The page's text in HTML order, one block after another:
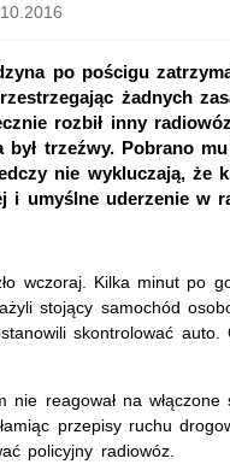
po pościgu
żadnych
rozbił inny
był trzeźwy. Pobrano
nie wykluczają, że
i umyślne uderzenie w
wczoraj. Kilka minut po
stojący samochód
skontrolować
nie reagował na
przepisy ruchu
policyjny radiowóz.